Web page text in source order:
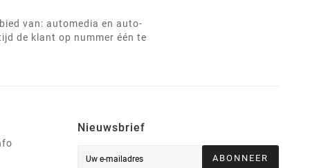
van: automedia en auto-
de klant op nummer één te
Nieuwsbrief
ABONNEER